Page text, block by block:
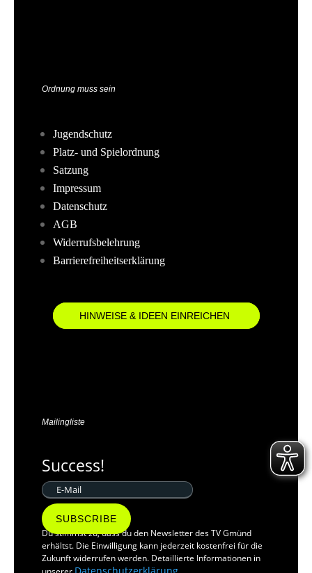
Ordnung muss sein
Jugendschutz
Platz- und Spielordnung
Satzung
Impressum
Datenschutz
AGB
Widerrufsbelehrung
Barrierefreiheitserklärung
HINWEISE & IDEEN EINREICHEN
Mailingliste
Success!
SUBSCRIBE
Du stimmst zu, dass du den Newsletter des TV Gmünd
erhältst. Die Einwilligung kann jederzeit kostenfrei für die
Zukunft widerrufen werden. Detaillierte Informationen in